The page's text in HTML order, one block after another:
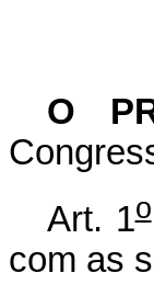
O
Art. 1o
com as